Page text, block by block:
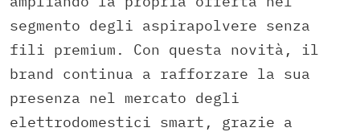
segmento degli aspirapolvere senza
fili premium. Con questa novità, il
brand continua a rafforzare la sua
presenza nel mercato degli
elettrodomestici smart, grazie a